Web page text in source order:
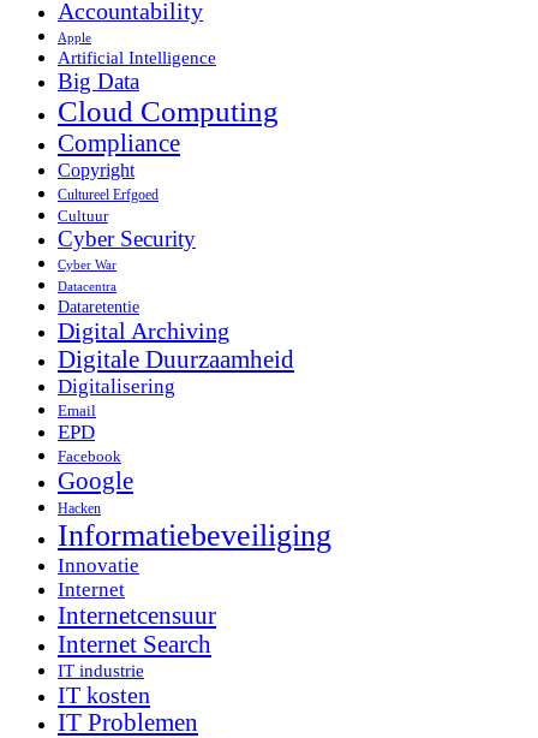
Accountability
Apple
Artificial Intelligence
Big Data
Cloud Computing
Compliance
Copyright
Cultureel Erfgoed
Cultuur
Cyber Security
Cyber War
Datacentra
Dataretentie
Digital Archiving
Digitale Duurzaamheid
Digitalisering
Email
EPD
Facebook
Google
Hacken
Informatiebeveiliging
Innovatie
Internet
Internetcensuur
Internet Search
IT industrie
IT kosten
IT Problemen